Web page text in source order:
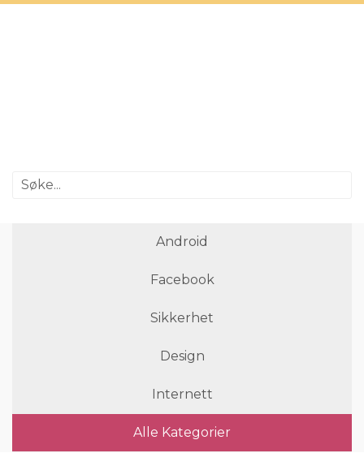
Android
Facebook
Sikkerhet
Design
Internett
Alle Kategorier